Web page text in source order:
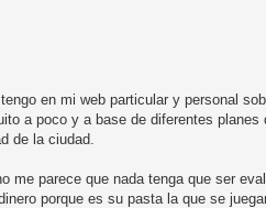
en mi web particular y personal
a poco y a base de diferentes
de la ciudad.
me parece que nada tenga que ser
porque es su pasta la que se